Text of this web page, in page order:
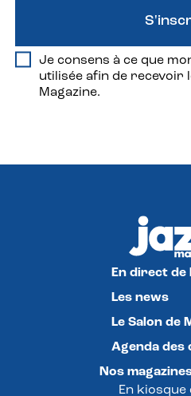
Je consens à ce que
utilisée afin de recevoir
Magazine.
En direct
Les news
Le Salon de
Agenda des
Nos
En kiosque